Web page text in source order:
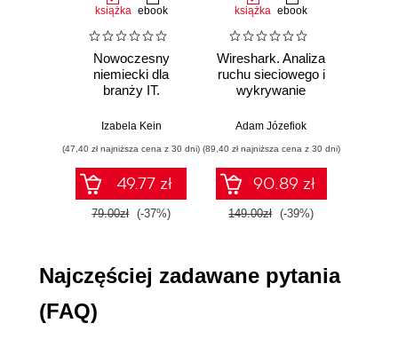
komputerowych
nad chińskim mistrzem w Go, aż do StarCrafa i
mistrzostw w Dota 2
Literatura
od niemożliwego do teraźniejszej oczywistości
Użyteczne zasoby
Rozdział 4. Sztuczna inteligencja potrafi rozumieć
książka ebook
Nowoczesny
niemiecki dla
branży IT.
przykłady i
Izabela Kein
(47,40 zł najniższa cena z 30 dni)
49.77 zł
79.00zł (-37%)
książka ebook
Wireshark. Analiza
ruchu sieciowego i
wykrywanie
Adam Józefiok
(89,40 zł najniższa cena z 30 dni)
90.89 zł
149.00zł (-39%)
Najczęściej zadawane pytania
(FAQ)